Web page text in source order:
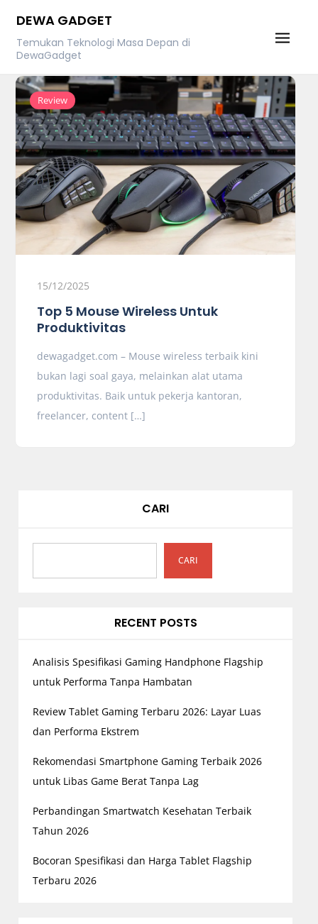
content
DEWA GADGET
Temukan Teknologi Masa Depan di
DewaGadget
Review
15/12/2025
Top 5 Mouse Wireless Untuk
Produktivitas
dewagadget.com – Mouse wireless terbaik kini
bukan lagi soal gaya, melainkan alat utama
produktivitas. Baik untuk pekerja kantoran,
freelancer, content […]
CARI
CARI
RECENT POSTS
Analisis Spesifikasi Gaming Handphone Flagship
untuk Performa Tanpa Hambatan
Review Tablet Gaming Terbaru 2026: Layar Luas
dan Performa Ekstrem
Rekomendasi Smartphone Gaming Terbaik 2026
untuk Libas Game Berat Tanpa Lag
Perbandingan Smartwatch Kesehatan Terbaik
Tahun 2026
Bocoran Spesifikasi dan Harga Tablet Flagship
Terbaru 2026